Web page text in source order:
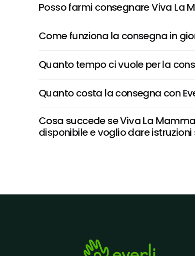
Posso farmi consegnare Viva La
Come funziona la consegna in
Quanto tempo ci vuole per la
Quanto costa la consegna con
Cosa succede se Viva La
disponibile e voglio dare istruzioni